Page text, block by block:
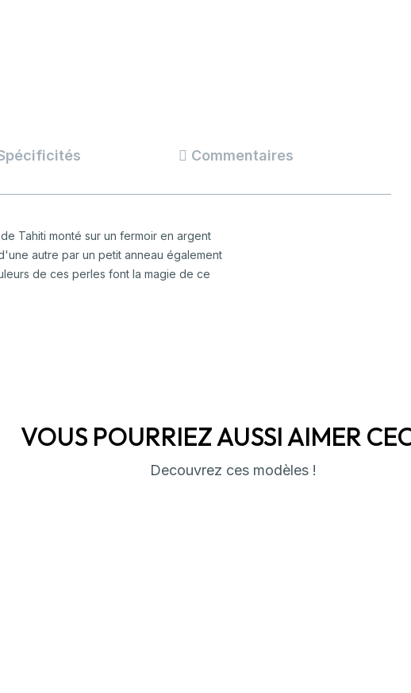
Commentaires
Tahiti monté sur un fermoir en argent
autre par un petit anneau également
de ces perles font la magie de ce
VOUS POURRIEZ AUSSI AIMER
Decouvrez ces modèles !